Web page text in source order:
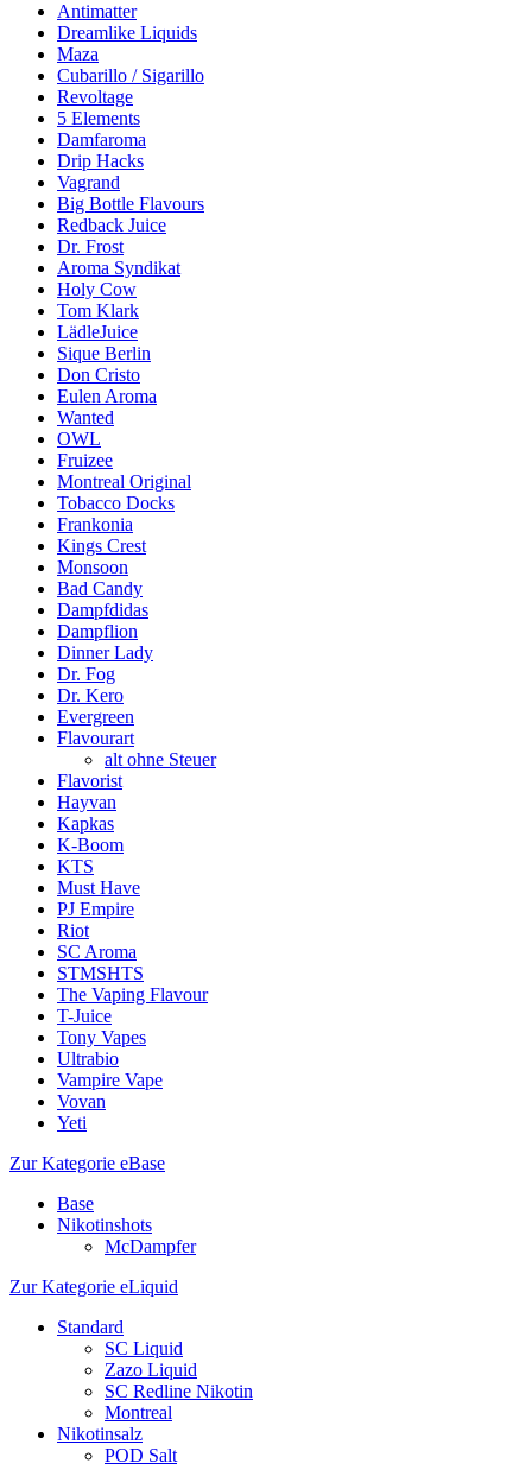
Antimatter
Dreamlike Liquids
Maza
Cubarillo / Sigarillo
Revoltage
5 Elements
Damfaroma
Drip Hacks
Vagrand
Big Bottle Flavours
Redback Juice
Dr. Frost
Aroma Syndikat
Holy Cow
Tom Klark
LädleJuice
Sique Berlin
Don Cristo
Eulen Aroma
Wanted
OWL
Fruizee
Montreal Original
Tobacco Docks
Frankonia
Kings Crest
Monsoon
Bad Candy
Dampfdidas
Dampflion
Dinner Lady
Dr. Fog
Dr. Kero
Evergreen
Flavourart
alt ohne Steuer
Flavorist
Hayvan
Kapkas
K-Boom
KTS
Must Have
PJ Empire
Riot
SC Aroma
STMSHTS
The Vaping Flavour
T-Juice
Tony Vapes
Ultrabio
Vampire Vape
Vovan
Yeti
Zur Kategorie eBase
Base
Nikotinshots
McDampfer
Zur Kategorie eLiquid
Standard
SC Liquid
Zazo Liquid
SC Redline Nikotin
Montreal
Nikotinsalz
POD Salt